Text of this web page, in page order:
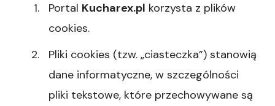
Portal Kucharex.pl korzysta z plików
cookies.
Pliki cookies (tzw. „ciasteczka”) stanowią
dane informatyczne, w szczególności
pliki tekstowe, które przechowywane są